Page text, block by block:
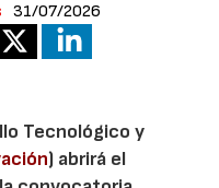
31/07/2026
Tecnológico y
) abrirá el